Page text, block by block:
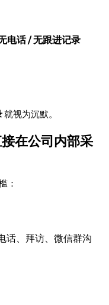
电话 / 无跟进记录
就视为沉默。
在公司内部采
：
话、拜访、微信群沟